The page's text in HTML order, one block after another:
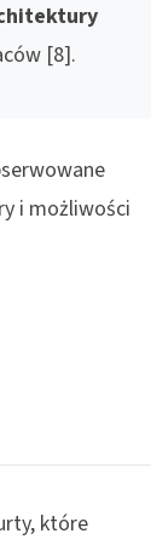
[8].
i możliwości
które